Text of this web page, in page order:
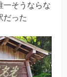
一そうならな
だった